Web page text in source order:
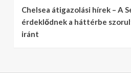
Chelsea átigazolási hírek – A
érdeklődnek a háttérbe
iránt